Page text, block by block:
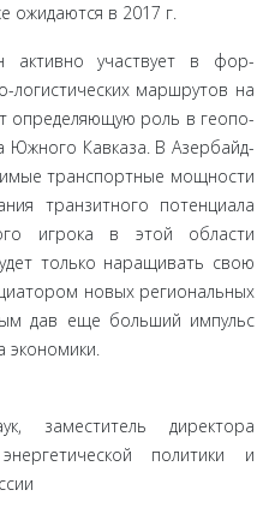
ожидаются в 2017 г.
активно участвует в фор­
маршрутов на
определяющую роль в геопо­
Южного Кавказа. В Азербайд­
транспортные мощности
транзитного потенциала
игрока в этой области
только наращивать свою
новых региональных
дав еще больший импульс
экономики.
заместитель директора
политики и